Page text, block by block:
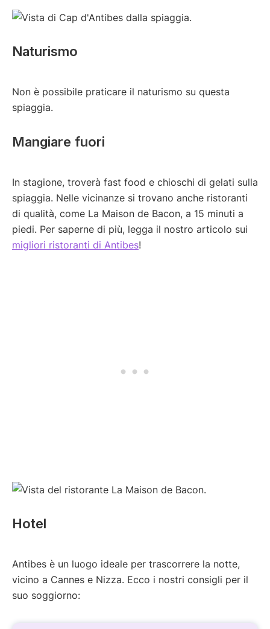
Naturismo
Non è possibile praticare il naturismo su questa
spiaggia.
Mangiare fuori
In stagione, troverà fast food e chioschi di gelati sulla
spiaggia. Nelle vicinanze si trovano anche ristoranti
di qualità, come La Maison de Bacon, a 15 minuti a
piedi. Per saperne di più, legga il nostro articolo sui
migliori ristoranti di Antibes!
Hotel
Antibes è un luogo ideale per trascorrere la notte,
vicino a Cannes e Nizza. Ecco i nostri consigli per il
suo soggiorno: